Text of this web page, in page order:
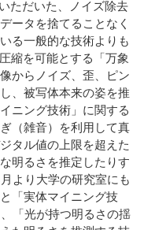
ただいた、ノイズ除去
ータを捨てることなく
る一般的な技術よりも
縮を可能とする「万象
からノイズ、歪、ピン
、被写体本来の姿を推
ニング技術」に関する
（雑音）を利用して真
タル値の上限を超えた
明るさを推定したりす
より大学の研究室にも
「実体マイニング技
「光が持つ明るさの揺